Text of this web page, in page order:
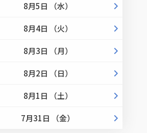
8月5日 （水）
8月4日 （火）
8月3日 （月）
8月2日 （日）
8月1日 （土）
7月31日 （金）